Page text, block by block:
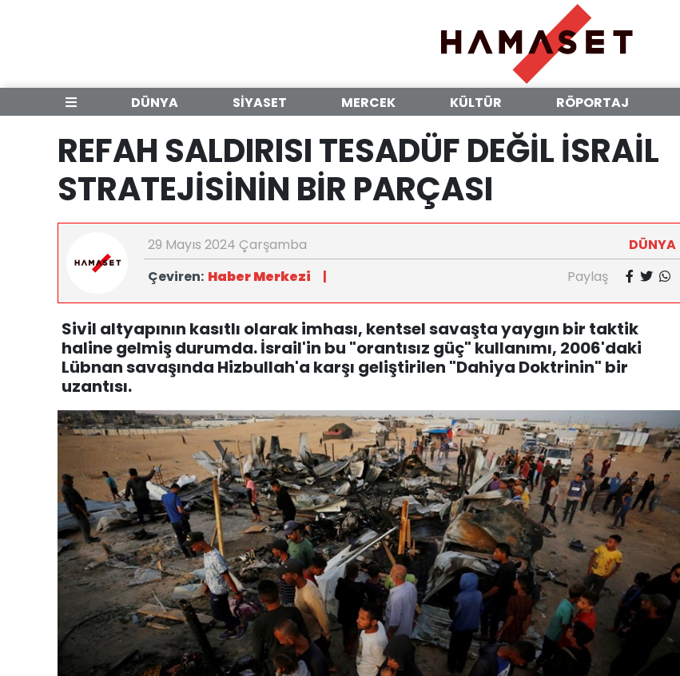
DÜNYA SİYASET MERCEK KÜLTÜR RÖPORTAJ
REFAH SALDIRISI TESADÜF DEĞİL İSRAİL
STRATEJİSİNİN BİR PARÇASI
29 Mayıs 2024 Çarşamba
DÜNYA
Çeviren: Haber Merkezi | Paylaş
Sivil altyapının kasıtlı olarak imhası, kentsel savaşta yaygın bir taktik
haline gelmiş durumda. İsrail'in bu "orantısız güç" kullanımı, 2006'daki
Lübnan savaşında Hizbullah'a karşı geliştirilen "Dahiya Doktrinin" bir
uzantısı.